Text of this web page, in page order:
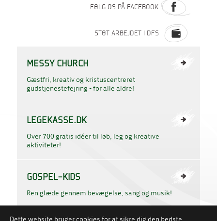
FØLG OS PÅ FACEBOOK
STØT ARBEJDET I DFS
MESSY CHURCH
Gæstfri, kreativ og kristuscentreret
gudstjenestefejring - for alle aldre!
LEGEKASSE.DK
Over 700 gratis idéer til løb, leg og kreative
aktiviteter!
GOSPEL-KIDS
Ren glæde gennem bevægelse, sang og musik!